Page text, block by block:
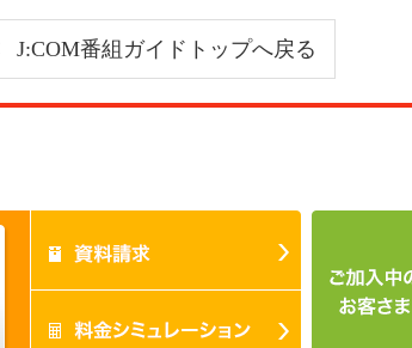
J:COM番組ガイドトップへ戻る